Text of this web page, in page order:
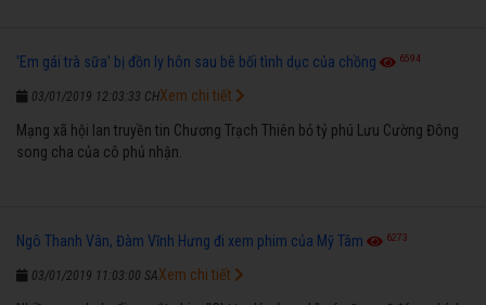
'Em gái trà sữa' bị đồn ly hôn sau bê bối tình dục của chồng 6594
03/01/2019 12:03:33 CH
Mạng xã hội lan truyền tin Chương Trạch Thiên bỏ tỷ phú Lưu Cường Đông
song cha của cô phủ nhận.
Xem chi tiết
Ngô Thanh Vân, Đàm Vĩnh Hưng đi xem phim của Mỹ Tâm 6273
03/01/2019 11:03:00 SAXem chi tiết